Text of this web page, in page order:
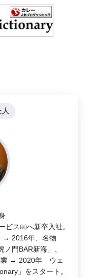
ビス㈱へ新卒入社。
→ 2016年、名物
門BAR新海」、
業 → 2020年 ウェ
」をスタート。